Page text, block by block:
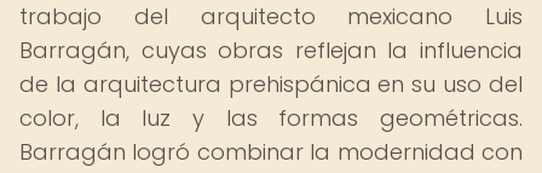
trabajo del arquitecto mexicano Luis
Barragán, cuyas obras reflejan la influencia
de la arquitectura prehispánica en su uso del
color, la luz y las formas geométricas.
Barragán logró combinar la modernidad con